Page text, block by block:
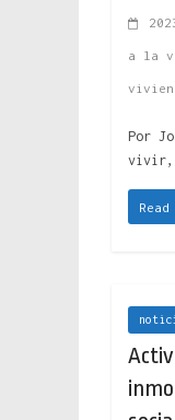
a la
Por
vivir,
Read